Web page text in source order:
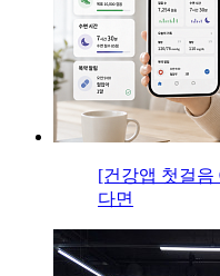
[건강앱 첫걸음
다면